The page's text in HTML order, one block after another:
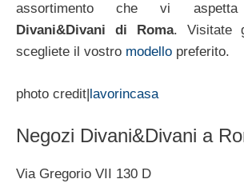
assortimento che vi
Divani&Divani di Roma. Visitate
scegliete il vostro modello preferito.
photo credit|lavorincasa
Negozi Divani&Divani a
Via Gregorio VII 130 D